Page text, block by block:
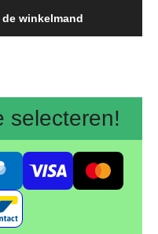
de gewenste
de winkelmand
selecteren!